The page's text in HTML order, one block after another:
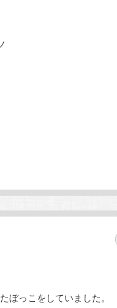
ぼっこをしていました。